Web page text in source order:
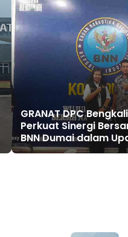
GRANAT DPC
Perkuat Sinergi
BNN Dumai dalam
Pencegahan